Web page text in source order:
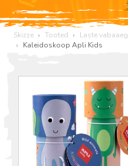
Skizze Tooted Laste vabaaeg
Kaleidoskoop Apli Kids